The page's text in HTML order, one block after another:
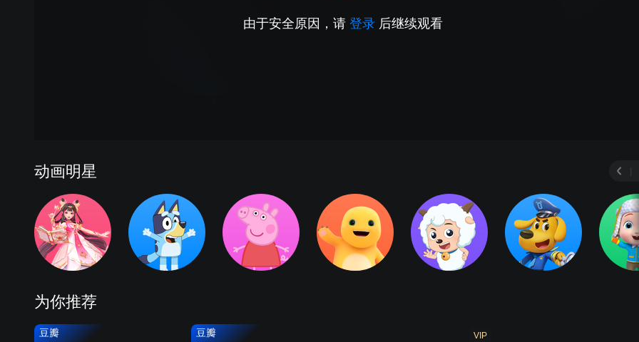
由于安全原因，请 登录 后继续观看
动画明星
为你推荐
豆瓣 豆瓣 VIP